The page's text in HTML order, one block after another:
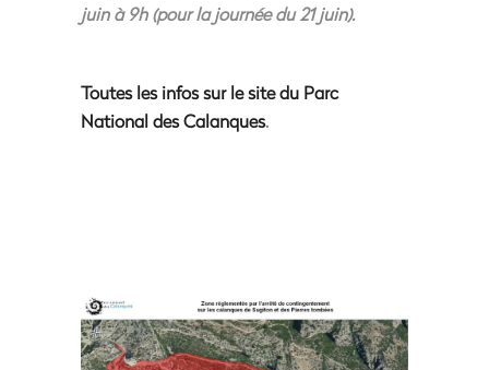
juin à 9h (pour la journée du 21 juin).
Toutes les infos sur le site du Parc
National des Calanques.